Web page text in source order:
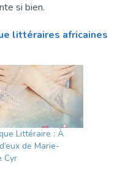
si bien.
littéraires africaines
Littéraire : À
de Marie-
Cyr